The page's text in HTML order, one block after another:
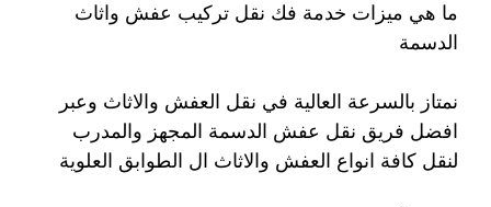
ما هي ميزات خدمة فك نقل تركيب عفش واثاث
الدسمة
نمتاز بالسرعة العالية في نقل العفش والاثاث وعبر
افضل فريق نقل عفش الدسمة المجهز والمدرب
لنقل كافة انواع العفش والاثاث ال الطوابق العلوية